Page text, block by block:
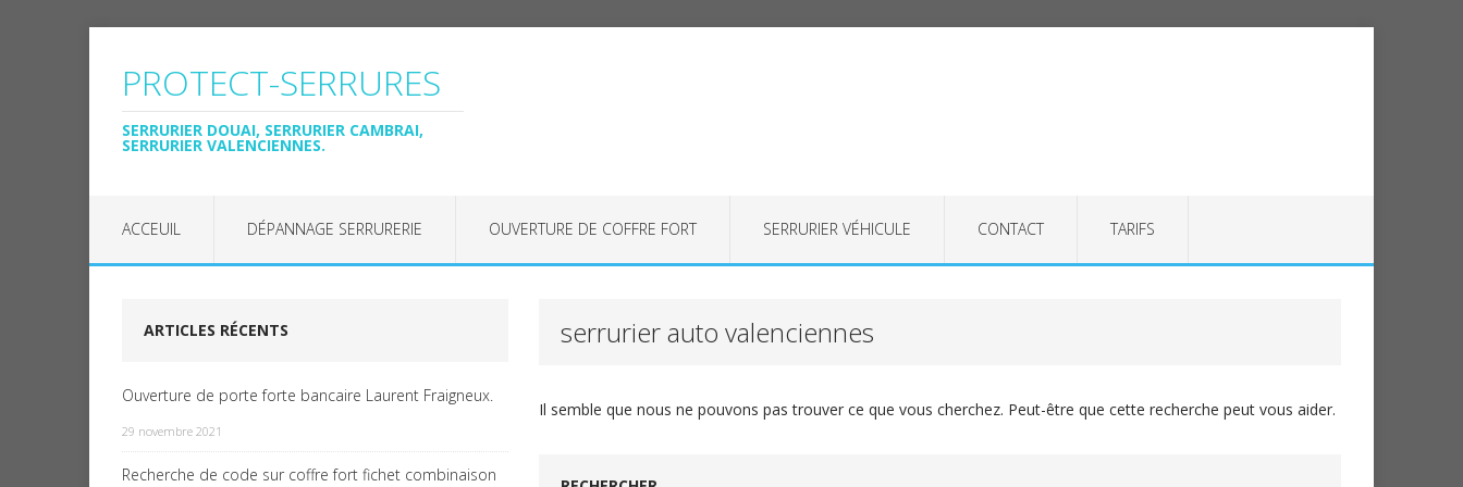
PROTECT-SERRURES
SERRURIER DOUAI, SERRURIER CAMBRAI,
SERRURIER VALENCIENNES.
ACCEUIL DÉPANNAGE SERRURERIE OUVERTURE DE COFFRE FORT SERRURIER VÉHICULE CONTACT TARIFS
serrurier auto valenciennes
Il semble que nous ne pouvons pas trouver ce que vous cherchez. Peut-être que cette recherche peut vous aider.
ARTICLES RÉCENTS
Ouverture de porte forte bancaire Laurent Fraigneux.
29 novembre 2021
Recherche de code sur coffre fort fichet combinaison